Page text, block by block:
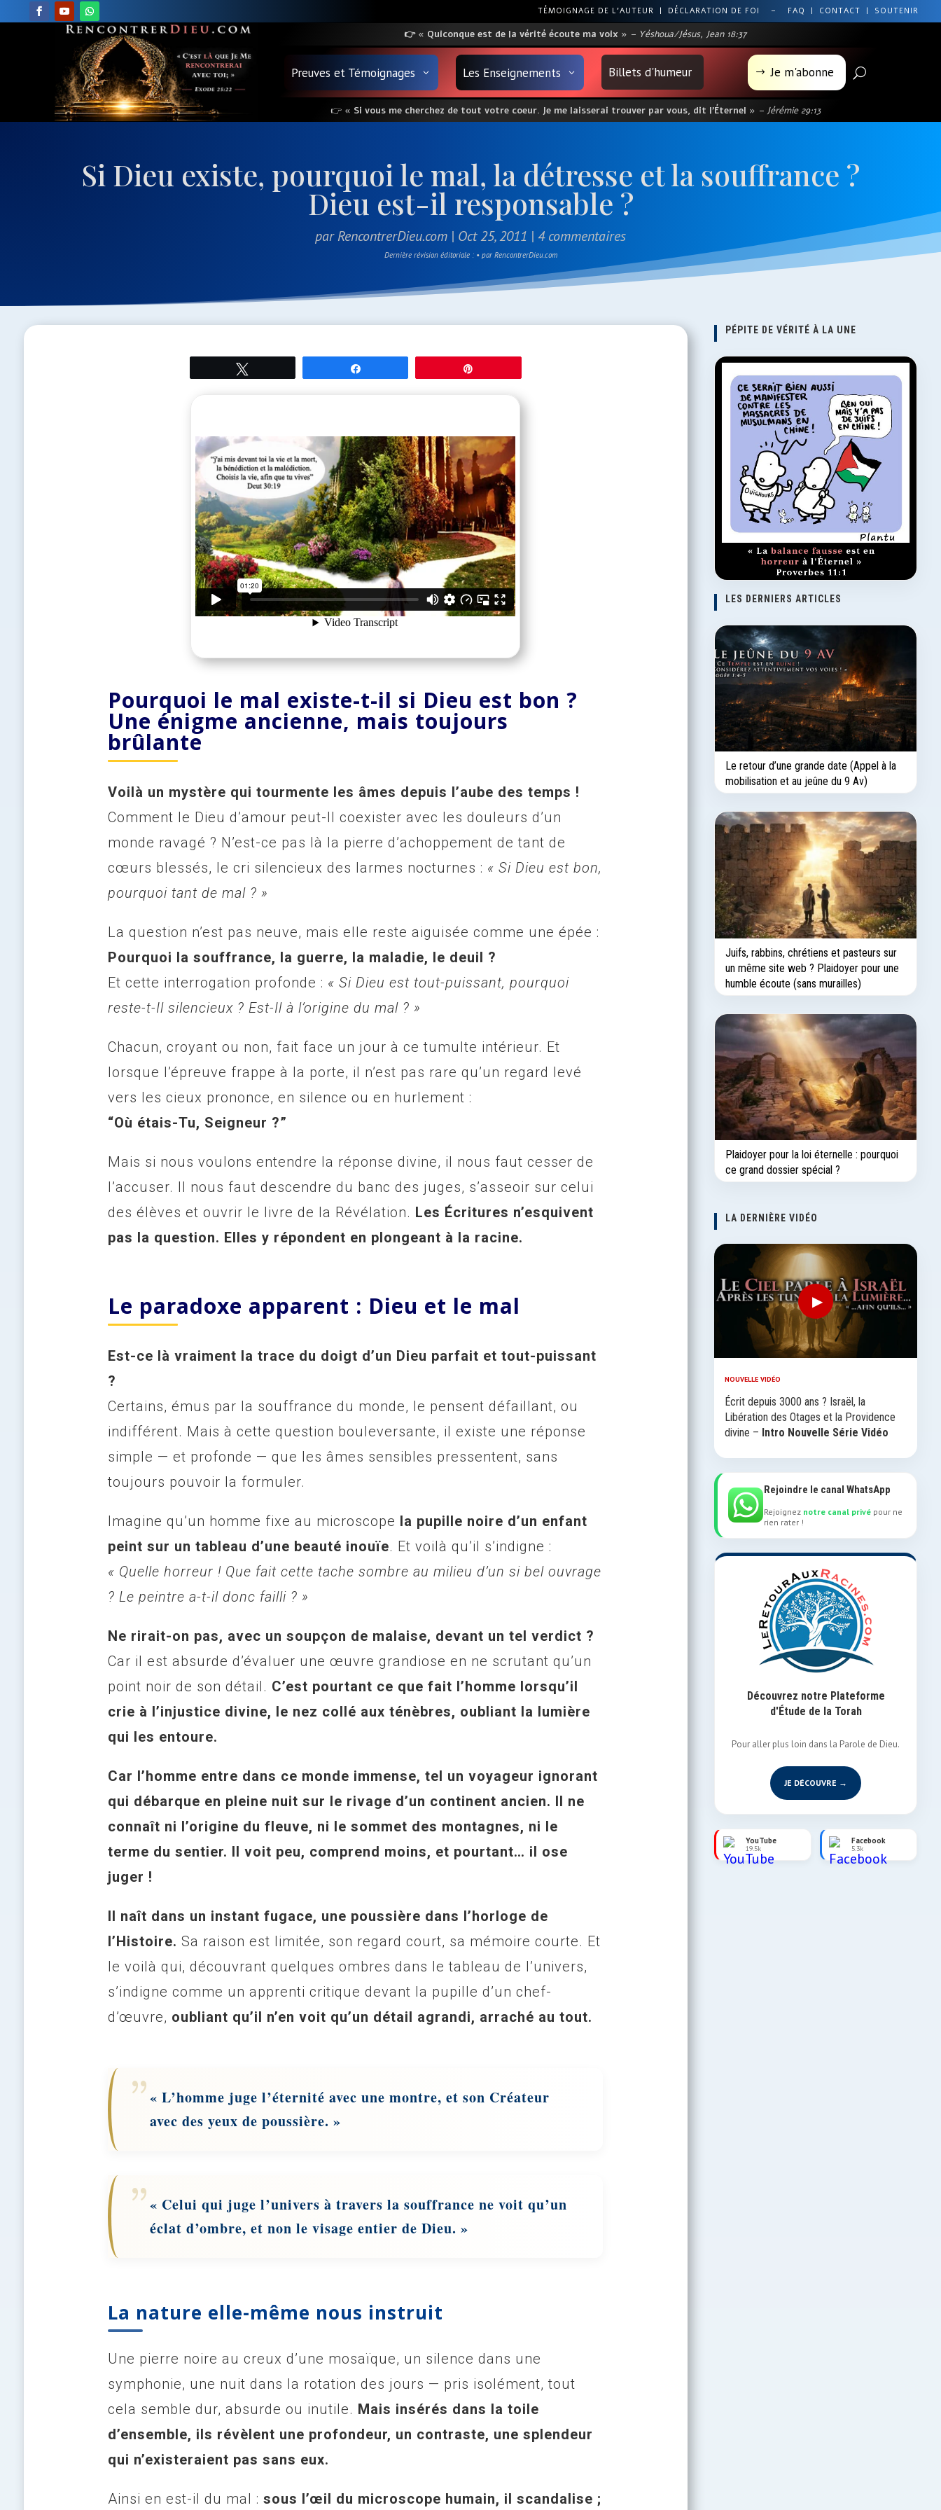
TÉMOIGNAGE DE L’AUTEUR | DÉCLARATION DE FOI – FAQ | CONTACT | SOUTENIR
👉 « Quiconque est de la vérité écoute ma voix » – Yéshoua/Jésus, Jean 18:37
Preuves et Témoignages Les Enseignements Billets d'humeur $ Je m'abonne U
👉 « Si vous me cherchez de tout votre coeur. Je me laisserai trouver par vous, dit l’Éternel » – Jérémie 29:13
Si Dieu existe, pourquoi le mal, la détresse et la souffrance ?
Dieu est-il responsable ?
parRencontrerDieu.com | Oct 25, 2011 | 4 commentaires
Dernière révision éditoriale : • par RencontrerDieu.com
Pourquoi le mal existe-t-il si Dieu est bon ?
Une énigme ancienne, mais toujours
brûlante
Voilà un mystère qui tourmente les âmes depuis l’aube des temps !
Comment le Dieu d’amour peut-Il coexister avec les douleurs d’un
monde ravagé ? N’est-ce pas là la pierre d’achoppement de tant de
cœurs blessés, le cri silencieux des larmes nocturnes : « Si Dieu est bon,
pourquoi tant de mal ? »
La question n’est pas neuve, mais elle reste aiguisée comme une épée :
Pourquoi la souffrance, la guerre, la maladie, le deuil ?
Et cette interrogation profonde : « Si Dieu est tout-puissant, pourquoi
reste-t-Il silencieux ? Est-Il à l’origine du mal ? »
Chacun, croyant ou non, fait face un jour à ce tumulte intérieur. Et
lorsque l’épreuve frappe à la porte, il n’est pas rare qu’un regard levé
vers les cieux prononce, en silence ou en hurlement :
“Où étais-Tu, Seigneur ?”
Mais si nous voulons entendre la réponse divine, il nous faut cesser de
l’accuser. Il nous faut descendre du banc des juges, s’asseoir sur celui
des élèves et ouvrir le livre de la Révélation. Les Écritures n’esquivent
pas la question. Elles y répondent en plongeant à la racine.
Le paradoxe apparent : Dieu et le mal
Est-ce là vraiment la trace du doigt d’un Dieu parfait et tout-puissant
?
Certains, émus par la souffrance du monde, le pensent défaillant, ou
indifférent. Mais à cette question bouleversante, il existe une réponse
simple — et profonde — que les âmes sensibles pressentent, sans
toujours pouvoir la formuler.
Imagine qu’un homme fixe au microscope la pupille noire d’un enfant
peint sur un tableau d’une beauté inouïe. Et voilà qu’il s’indigne :
« Quelle horreur ! Que fait cette tache sombre au milieu d’un si bel ouvrage
? Le peintre a-t-il donc failli ? »
Ne rirait-on pas, avec un soupçon de malaise, devant un tel verdict ?
Car il est absurde d’évaluer une œuvre grandiose en ne scrutant qu’un
point noir de son détail. C’est pourtant ce que fait l’homme lorsqu’il
crie à l’injustice divine, le nez collé aux ténèbres, oubliant la lumière
qui les entoure.
Car l’homme entre dans ce monde immense,tel un voyageur ignorant
qui débarque en pleine nuit sur le rivage d’un continent ancien. Il ne
connaît ni l’origine du fleuve, ni le sommet des montagnes, ni le
terme du sentier. Il voit peu, comprend moins, et pourtant… il ose
juger !
Il naît dans un instant fugace, une poussière dans l’horloge de
l’Histoire. Sa raison est limitée, son regard court, sa mémoire courte. Et
le voilà qui, découvrant quelques ombres dans le tableau de l’univers,
s’indigne comme un apprenti critique devant la pupille d’un chef-
d’œuvre, oubliant qu’il n’en voit qu’un détail agrandi, arraché au tout.
« L’homme juge l’éternité avec une montre, etson Créateur
avec des yeux de poussière. »
« Celui qui juge l’univers à travers la souffrance ne voit qu’un
éclat d’ombre, et non le visage entier de Dieu. »
La nature elle-même nous instruit
Une pierre noire au creux d’une mosaïque, un silence dans une
symphonie, une nuit dans la rotation des jours — pris isolément, tout
cela semble dur, absurde ou inutile. Mais insérés dans la toile
d’ensemble, ils révèlent une profondeur, un contraste, une splendeur
qui n’existeraient pas sans eux.
Ainsi en est-il du mal :sous l’œil du microscope humain, il scandalise ;
PÉPITE DE VÉRITÉ À LA UNE
LES DERNIERS ARTICLES
Le retour d’une grande date (Appel à la
mobilisation et au jeûne du 9 Av)
Juifs, rabbins, chrétiens et pasteurs sur
un même site web ? Plaidoyer pour une
humble écoute (sans murailles)
Plaidoyer pour la loi éternelle : pourquoi
ce grand dossier spécial ?
LA DERNIÈRE VIDÉO
▶
NOUVELLE VIDÉO
Écrit depuis 3000 ans ? Israël, la
Libération des Otages et la Providence
divine – Intro Nouvelle Série Vidéo
Rejoindre le canal WhatsApp
Rejoignez notre canal privé pour ne
rien rater !
Découvrez notre Plateforme
d'Étude de la Torah
Pour aller plus loin dans la Parole de Dieu.
JE DÉCOUVRE →
YouTube
19.5k
Facebook
5.3k